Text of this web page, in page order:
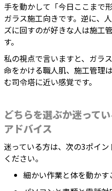
手を動かして「今日ここまで
ガラス施工向きです。逆に、
ズに回すのが好きな人は施工
す。
私の視点で言いますと、ガラ
命をかける職人肌、施工管理
む司令塔に近い感覚です。
どちらを選ぶか迷って
アドバイス
迷っている方は、次の3ポイ
ください。
細かい作業と体を動か